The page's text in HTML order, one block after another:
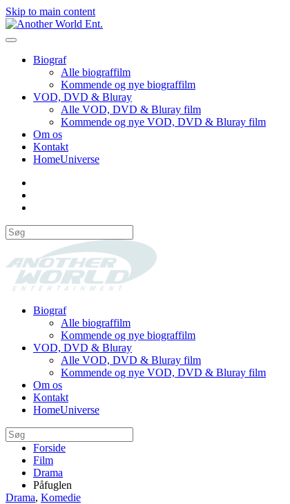
Skip to main content
Biograf
Alle biograffilm
Kommende og nye biograffilm
VOD, DVD & Bluray
Alle VOD, DVD & Bluray film
Kommende og nye VOD, DVD & Bluray film
Om os
Kontakt
HomeUniverse
Biograf
Alle biograffilm
Kommende og nye biograffilm
VOD, DVD & Bluray
Alle VOD, DVD & Bluray film
Kommende og nye VOD, DVD & Bluray film
Om os
Kontakt
HomeUniverse
Forside
Film
Drama
Påfuglen
Drama, Komedie